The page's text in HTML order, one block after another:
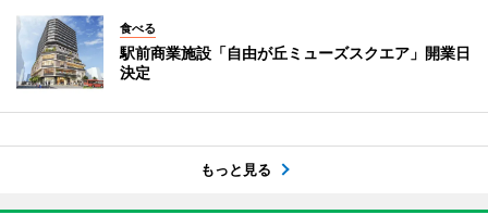
食べる
駅前商業施設「自由が丘ミューズスクエア」開業日
決定
もっと見る